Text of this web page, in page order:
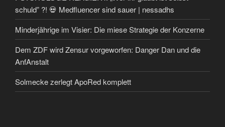
schuld” ?! 💀 Medfluencer sind sauer | nessadhs
Minderjährige im Visier: Die miese Strategie der Konzerne
Dem ZDF wird Zensur vorgeworfen: Danger Dan und die
AnfAnstalt
Solmecke zerlegt ApoRed komplett